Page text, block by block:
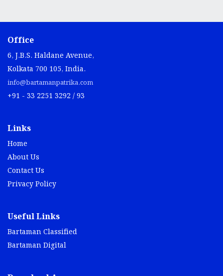
Office
6, J.B.S. Haldane Avenue,
Kolkata 700 105, India.
info@bartamanpatrika.com
+91 - 33 2251 3292 / 93
Links
Home
About Us
Contact Us
Privacy Policy
Useful Links
Bartaman Classified
Bartaman Digital